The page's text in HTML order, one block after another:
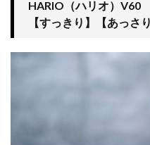
HARIO（ハリオ）V60
【すっきり】【あっさ